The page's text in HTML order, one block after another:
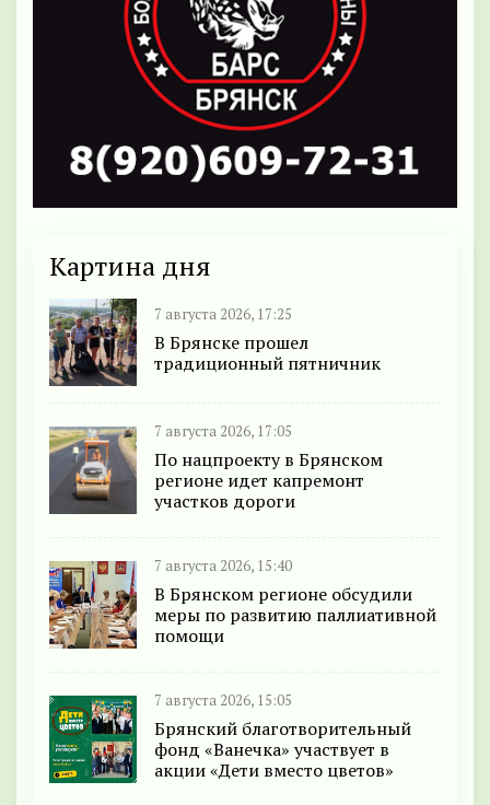
Картина дня
7 августа 2026, 17:25
В Брянске прошел
традиционный пятничник
7 августа 2026, 17:05
По нацпроекту в Брянском
регионе идет капремонт
участков дороги
7 августа 2026, 15:40
В Брянском регионе обсудили
меры по развитию паллиативной
помощи
7 августа 2026, 15:05
Брянский благотворительный
фонд «Ванечка» участвует в
акции «Дети вместо цветов»